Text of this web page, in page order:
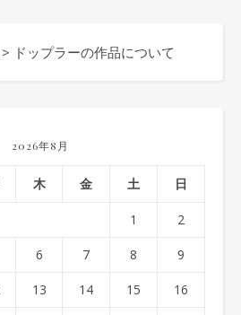
> ドップラーの作品について
2026年8月
木 金 土 日
1 2
6 7 8 9
13 14 15 16